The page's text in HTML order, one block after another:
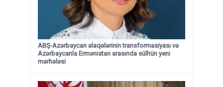
ABŞ-Azərbaycan əlaqələrinin transformasiyası və
Azərbaycanla Ermənistan arasında sülhün yeni
mərhələsi